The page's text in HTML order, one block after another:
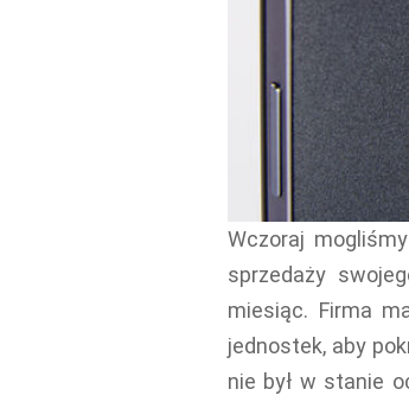
Wczoraj
sprzedaży
miesiąc. Firma
jednostek, aby
nie był w stanie